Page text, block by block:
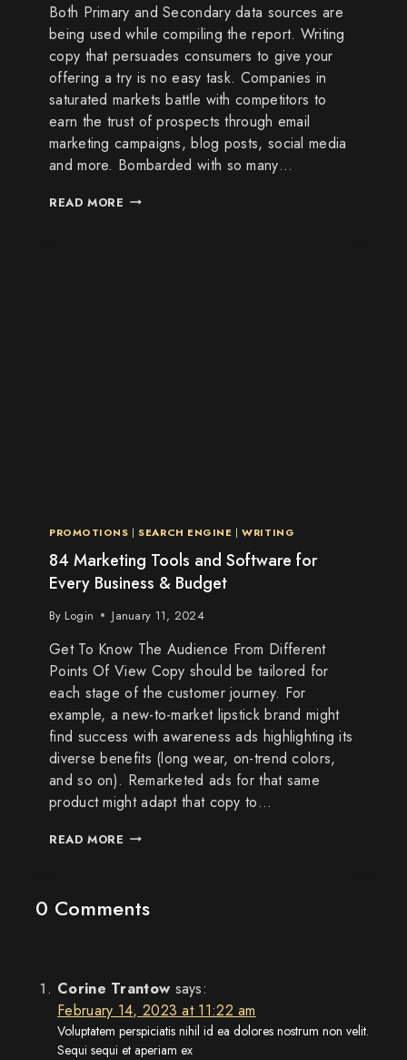
Both Primary and Secondary data sources are
being used while compiling the report. Writing
copy that persuades consumers to give your
offering a try is no easy task. Companies in
saturated markets battle with competitors to
earn the trust of prospects through email
marketing campaigns, blog posts, social media
and more. Bombarded with so many…
READ MORE
PROMOTIONS |SEARCH ENGINE |WRITING
84 Marketing Tools and Software for
Every Business & Budget
By Login January 11, 2024
Get To Know The Audience From Different
Points Of View Copy should be tailored for
each stage of the customer journey. For
example, a new-to-market lipstick brand might
find success with awareness ads highlighting its
diverse benefits (long wear, on-trend colors,
and so on). Remarketed ads for that same
product might adapt that copy to…
READ MORE
0 Comments
Corine Trantow says:
February 14, 2023 at 11:22 am
Voluptatem perspiciatis nihil id ea dolores nostrum non velit.
Sequi sequi et aperiam ex